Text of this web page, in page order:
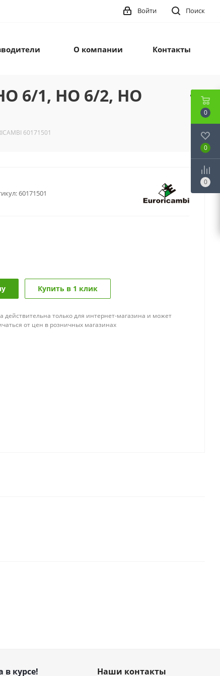
Поиск
Войти
О компании Контакты
6/1, HO 6/2, HO
60171501
60171501
Купить в 1 клик
действительна только для интернет-магазина и может
от цен в розничных магазинах
в курсе! Наши контакты
0
0
0